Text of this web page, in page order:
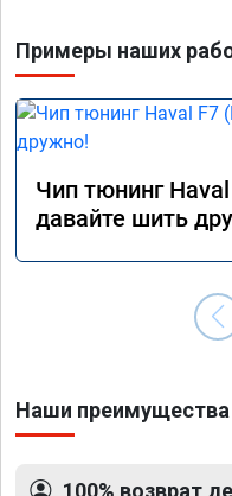
Примеры наших
Чип тюнинг
давайте шить
Наши преимущества
100% возврат